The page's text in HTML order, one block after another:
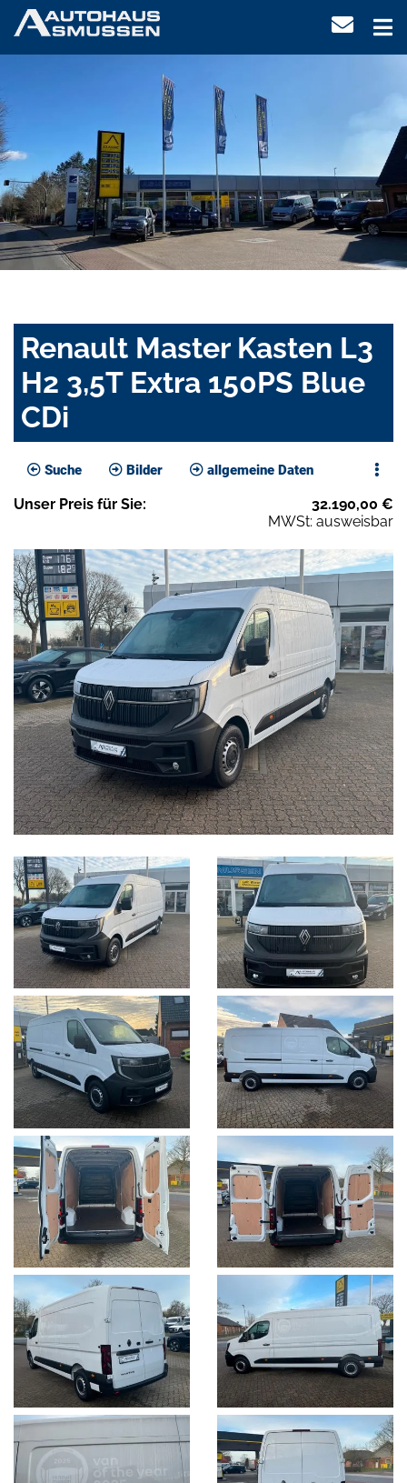
Renault Master Kasten L3
H2 3,5T Extra 150PS Blue
CDi
Suche Bilder allgemeine Daten
Unser Preis für Sie: 32.190,00 €
MWSt: ausweisbar